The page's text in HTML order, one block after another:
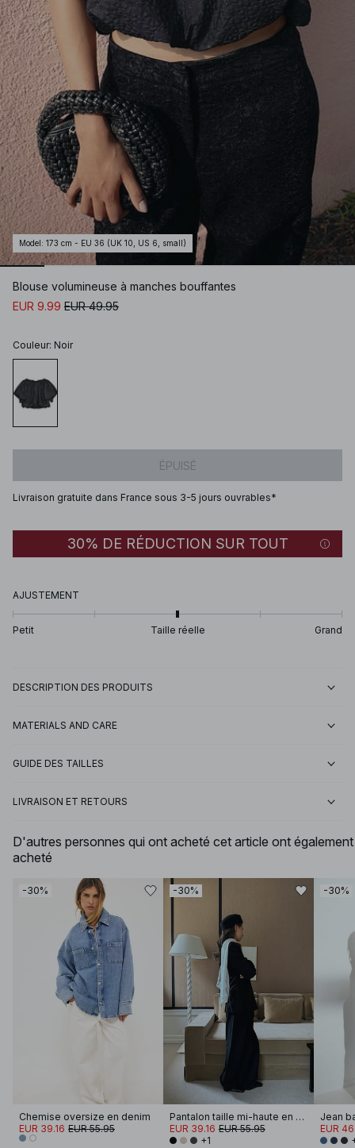
Model : 173 cm - EU 36 (UK 10, US 6, small)
Blouse volumineuse à manches bouffantes
EUR 9.99 EUR 49.95
Couleur: Noir
ÉPUISÉ
Livraison gratuite dans France sous 3-5 jours ouvrables*
30% DE RÉDUCTION SUR TOUT
AJUSTEMENT
Petit Taille réelle Grand
DESCRIPTION DES PRODUITS
MATERIALS AND CARE
GUIDE DES TAILLES
LIVRAISON ET RETOURS
D'autres personnes qui ont acheté cet article ont également
acheté
-30%
Chemise oversize en denim
EUR 39.16 EUR 55.95
-30%
Pantalon taille mi-haute en tissu mélangé
EUR 39.16 EUR 55.95
+1
-30%
Jean
EUR